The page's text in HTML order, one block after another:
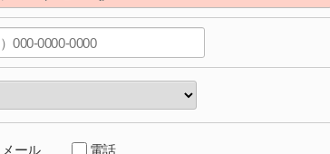
メール 電話